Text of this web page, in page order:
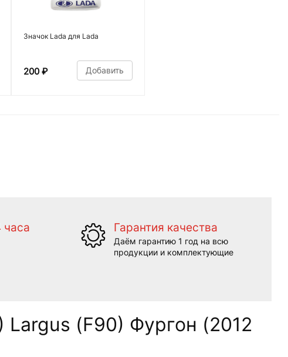
Значок Lada для Lada
200 ₽ Добавить
часа Гарантия качества
Даём гарантию 1 год на всю
продукции и комплектующие
Largus (F90) Фургон (2012